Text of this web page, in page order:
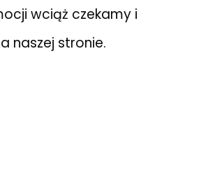
wciąż czekamy i
naszej stronie.